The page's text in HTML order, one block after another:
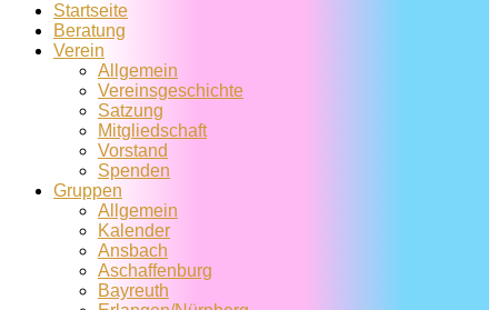
Startseite
Beratung
Verein
Allgemein
Vereins­geschichte
Satzung
Mitglied­schaft
Vorstand
Spenden
Gruppen
Allgemein
Kalender
Ansbach
Aschaffenburg
Bayreuth